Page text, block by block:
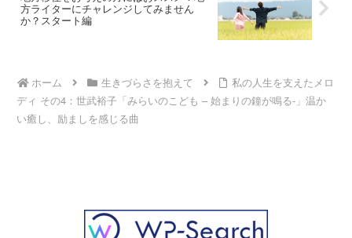
方ライターにチャレンジしてみません
か？スタート編
ホーム 生きづらさを抱えて
私の人生を支えたメロ
ディ その4：世武裕子「みらいのこども – 始まりの鐘が鳴る-」温か
い癒し、励ましを感じる曲